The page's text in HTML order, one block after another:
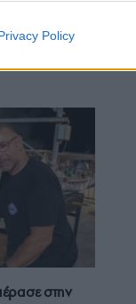
Policy
μεταφέρθηκε
στην